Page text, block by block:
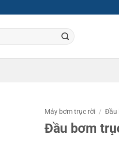
Máy bơm trục rời / Đầu
Đầu bơm